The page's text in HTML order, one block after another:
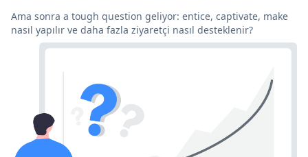
Ama sonra a tough question geliyor: entice, captivate, make
nasıl yapılır ve daha fazla ziyaretçi nasıl desteklenir?